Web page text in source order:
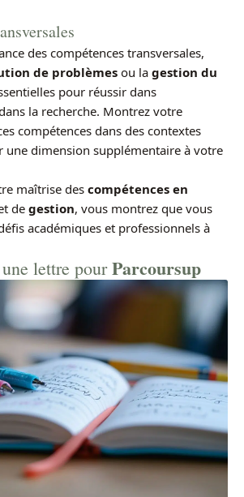
des compétences transversales,
de problèmes ou la gestion du
pour réussir dans
la recherche. Montrez votre
compétences dans des contextes
une dimension supplémentaire à votre
maîtrise des compétences en
de gestion, vous montrez que vous
académiques et professionnels à
lettre pourParcoursup